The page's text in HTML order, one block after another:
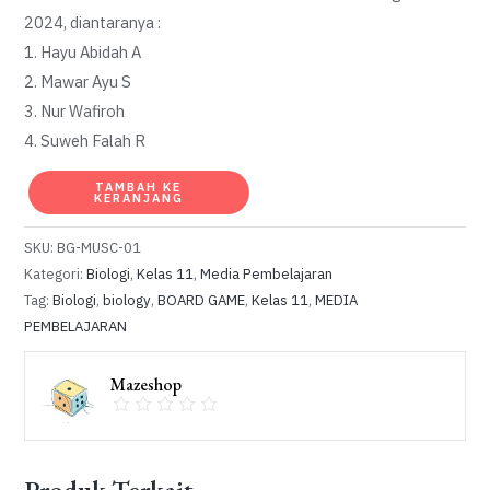
2024, diantaranya :
1. Hayu Abidah A
2. Mawar Ayu S
3. Nur Wafiroh
4. Suweh Falah R
Kuantitas
MusculoMaze
TAMBAH KE
KERANJANG
SKU:BG-MUSC-01
Kategori:Biologi,Kelas 11,Media Pembelajaran
Tag:Biologi,biology,BOARD GAME,Kelas 11,MEDIA
PEMBELAJARAN
Mazeshop